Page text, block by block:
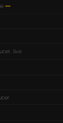
—
live